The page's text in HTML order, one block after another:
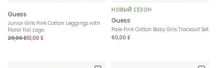
Guess
Junior Girls Pink Cotton Leggings with
Floral Foil Logo
20,00 £10,00 £
НОВЫЙ СЕЗОН
Guess
Pale Pink Cotton Baby Girls Tracksuit Set
60,00 £